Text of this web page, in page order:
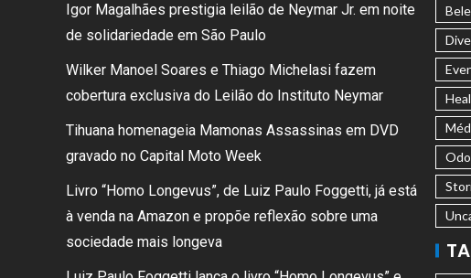
Igor Magalhães prestigia leilão de Neymar Jr. em noite
de solidariedade em São Paulo
Wilker Manoel Soares e Thiago Michelasi fazem
cobertura exclusiva do Leilão do Instituto Neymar
Tihuana homenageia Mamonas Assassinas em DVD
gravado no Capital Moto Week
Livro “Homo Longevus”, de Luiz Paulo Foggetti, já está
à venda na Amazon e propõe reflexão sobre uma
sociedade mais longeva